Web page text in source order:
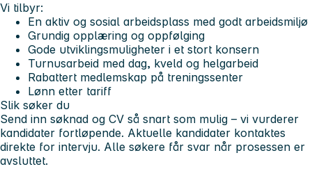
Vi tilbyr:
En aktiv og sosial arbeidsplass med godt arbeidsmiljø
Grundig opplæring og oppfølging
Gode utviklingsmuligheter i et stort konsern
Turnusarbeid med dag, kveld og helgarbeid
Rabattert medlemskap på treningssenter
Lønn etter tariff
Slik søker du
Send inn søknad og CV så snart som mulig – vi vurderer
kandidater fortløpende. Aktuelle kandidater kontaktes
direkte for intervju. Alle søkere får svar når prosessen er
avsluttet.